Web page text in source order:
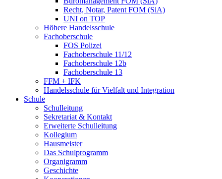
Recht, Notar, Patent FOM (SiA)
UNI on TOP
Höhere Handelsschule
Fachoberschule
FOS Polizei
Fachoberschule 11/12
Fachoberschule 12b
Fachoberschule 13
FFM + IFK
Handelsschule für Vielfalt und Integration
Schule
Schulleitung
Sekretariat & Kontakt
Erweiterte Schulleitung
Kollegium
Hausmeister
Das Schulprogramm
Organigramm
Geschichte